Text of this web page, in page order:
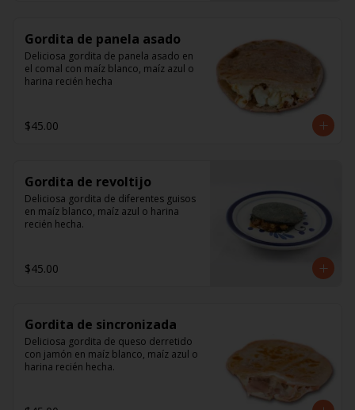
Gordita de panela asado
Deliciosa gordita de panela asado en
el comal con maíz blanco, maíz azul o
harina recién hecha
$45.00
Gordita de revoltijo
Deliciosa gordita de diferentes guisos
en maíz blanco, maíz azul o harina
recién hecha.
$45.00
Gordita de sincronizada
Deliciosa gordita de queso derretido
con jamón en maíz blanco, maíz azul o
harina recién hecha.